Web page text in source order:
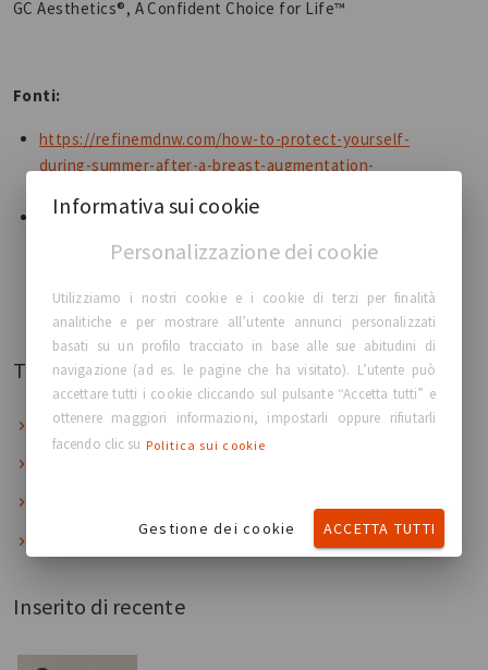
GC Aesthetics®️, A Confident Choice for Life™️
Fonti:
https://refinemdnw.com/how-to-protect-yourself-
during-summer-after-a-breast-augmentation-
https://www.theplasticsurgerycenter.com/hitting-
the-beach-after-getting-breast-implants-what-you-
Tutte le categorie
Uno stile di vita sano
Inserito di recente
Informativa sui cookie
Personalizzazione dei cookie
Utilizziamo i nostri cookie e i cookie di terzi per finalità
analitiche e per mostrare all’utente annunci personalizzati
basati su un profilo tracciato in base alle sue abitudini di
navigazione (ad es. le pagine che ha visitato). L’utente può
accettare tutti i cookie cliccando sul pulsante “Accetta tutti” e
ottenere maggiori informazioni, impostarli oppure rifiutarli
facendo clic su Politica sui cookie
Gestione dei cookie ACCETTA TUTTI